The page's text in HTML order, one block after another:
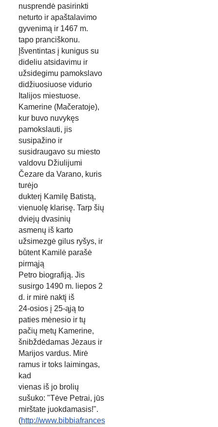
nusprendė pasirinkti
neturto ir apaštalavimo
gyvenimą ir 1467 m.
tapo pranciškonu.
Įšventintas į kunigus su
dideliu atsidavimu ir
užsidegimu pamokslavo
didžiuosiuose vidurio
Italijos miestuose.
Kamerine (Mačeratoje),
kur buvo nuvykęs
pamokslauti, jis
susipažino ir
susidraugavo su miesto
valdovu Džiulijumi
Čezare da Varano, kuris
turėjo
dukterį Kamilę Batistą,
vienuolę klarisę. Tarp šių
dviejų dvasinių
asmenų iš karto
užsimezgė gilus ryšys, ir
būtent Kamilė parašė
pirmąją
Petro biografiją. Jis
susirgo 1490 m. liepos 2
d. ir mirė naktį iš
24-osios į 25-ąją to
paties mėnesio ir tų
pačių metų Kamerine,
šnibždėdamas Jėzaus ir
Marijos vardus. Mirė
ramus ir toks laimingas,
kad
vienas iš jo brolių
sušuko: "Tėve Petrai, jūs
mirštate juokdamasis!".
(http://www.bibbiafrances